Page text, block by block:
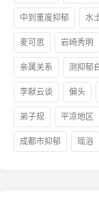
中到重度抑郁 水
麦可思 岩崎秀明
亲属关系 测抑郁
李献云谈 偏头
弟子规 平凉地区
成都市抑郁 瑶浴